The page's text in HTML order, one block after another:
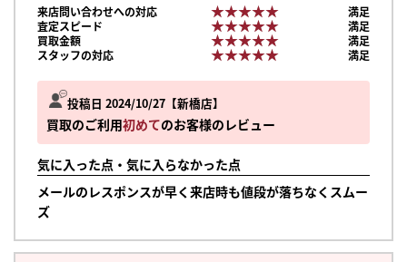
投稿日 2024/10/27 新橋店
買取のご利用初めてのお客様のレビュー
気に入った点・気に入らなかった点
メールのレスポンスが早く来店時も値段が落ちなくスムー
ズ
来店問い合わせへの対応 ★★★★★
★★★★★
満足
査定スピード
★★★★★
★★★★★
満足
買取金額
★★★★★
★★★★★
満足
スタッフの対応
★★★★★
★★★★★ 満足